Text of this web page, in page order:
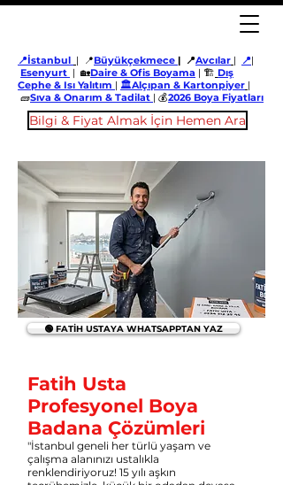
📍İstanbul | 📍Büyükçekmece | 📍Avcılar | 📍|
Esenyurt | 🏡Daire & Ofis Boyama | 🏗️ Dış
Cephe & Isı Yalıtım | 🏛️Alçıpan & Kartonpiyer |
🧱Sıva & Onarım & Tadilat | 💰2026 Boya Fiyatları
Bilgi & Fiyat Almak İçin Hemen Ara
🟢 FATİH USTAYA WHATSAPPTAN YAZ
Fatih Usta
Profesyonel Boya
Badana Çözümleri
"İstanbul geneli her türlü yaşam ve
çalışma alanınızı ustalıkla
renklendiriyoruz! 15 yılı aşkın